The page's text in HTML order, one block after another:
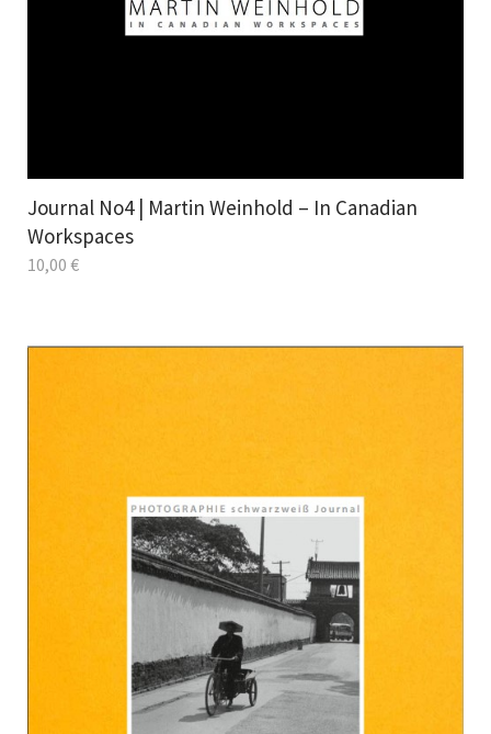
Journal No4 | Martin Weinhold – In Canadian
Workspaces
10,00 €